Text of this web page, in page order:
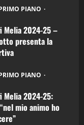
PIANO
Melia 2024-25 –
presenta la
PIANO
Melia 2024-25:
mio animo ho
26^ Puntata
30^ Puntata